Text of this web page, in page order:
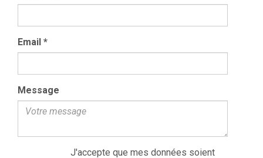
Email *
Message
J'accepte que mes données soient